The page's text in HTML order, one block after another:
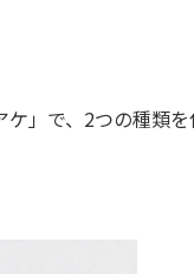
」で、2つの種類